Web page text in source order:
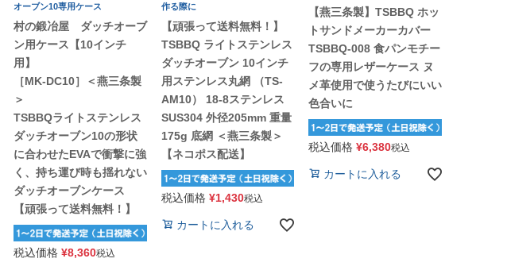
オーブン10専用ケース
村の鍛冶屋 ダッチオーブ
ン用ケース【10インチ
用】
［MK-DC10］＜燕三条製
＞
TSBBQライトステンレス
ダッチオーブン10の形状
に合わせたEVAで衝撃に強
く、持ち運び時も揺れない
ダッチオーブンケース
【頑張って送料無料！】
税込価格 ¥8,360税込
作る際に
【頑張って送料無料！】
TSBBQ ライトステンレス
ダッチオーブン 10インチ
用ステンレス丸網 （TS-
AM10） 18-8ステンレス
SUS304 外径205mm 重量
175g 底網 ＜燕三条製＞
【ネコポス配送】
税込価格 ¥1,430税込
カートに入れる
【燕三条製】TSBBQ ホッ
トサンドメーカーカバー
TSBBQ-008 食パンモチー
フの専用レザーケース ヌ
メ革使用で使うたびにいい
色合いに
税込価格 ¥6,380税込
カートに入れる